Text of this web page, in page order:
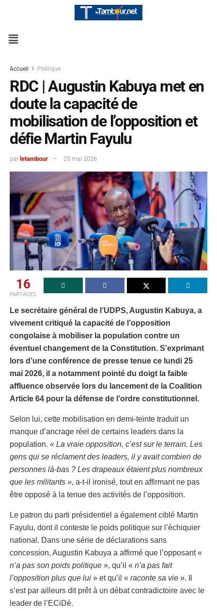
Accueil Politique
RDC | Augustin Kabuya met en
doute la capacité de
mobilisation de l’opposition et
défie Martin Fayulu
par letambour 25 mai 2026
16
PARTAGES
Le secrétaire général de l’UDPS, Augustin Kabuya, a
vivement critiqué la capacité de l’opposition
congolaise à mobiliser la population contre un
éventuel changement de la Constitution. S’exprimant
lors d’une conférence de presse tenue ce lundi 25
mai 2026, il a notamment pointé du doigt la faible
affluence observée lors du lancement de la Coalition
Article 64 pour la défense de l’ordre constitutionnel.
Selon lui, cette mobilisation en demi-teinte traduit un
manque d’ancrage réel de certains leaders dans la
population. « La vraie opposition, c’est sur le terrain. Les
gens qui se réclament des leaders, il y avait combien de
personnes là-bas ? Les drapeaux étaient plus nombreux
que les militants », a-t-il ironisé, tout en affirmant ne pas
être opposé à la tenue des activités de l’opposition.
Le patron du parti présidentiel a également ciblé Martin
Fayulu, dont il conteste le poids politique sur l’échiquier
national. Dans une série de déclarations sans
concession, Augustin Kabuya a affirmé que l’opposant «
n’a pas son poids politique », qu’il « n’a pas fait
l’opposition plus que lui » et qu’il « raconte sa vie ». Il
s’est par ailleurs dit prêt à un débat contradictoire avec le
leader de l’ECiDé.